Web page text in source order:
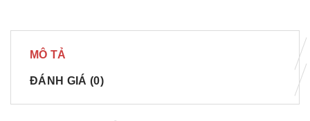
MÔ TẢ
ĐÁNH GIÁ (0)